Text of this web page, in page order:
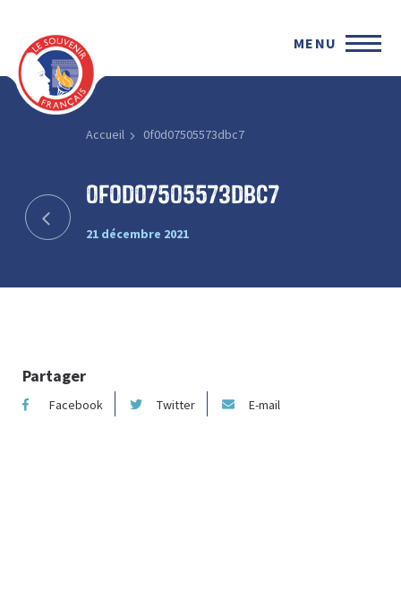
MENU
Accueil 0f0d07505573dbc7
0f0d07505573dbc7
21 décembre 2021
Partager
Facebook Twitter E-mail